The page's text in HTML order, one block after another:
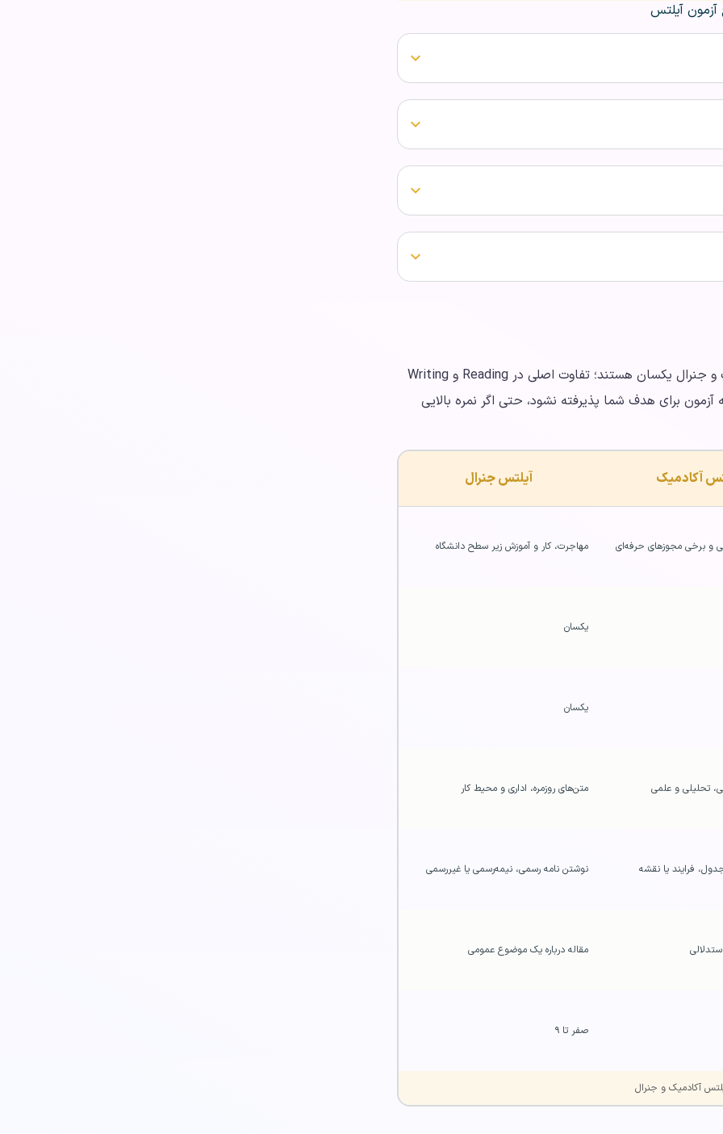
آزمون آیلتس
بخش‌های Listening و Speaking در آیلتس آکادمیک و جنرال یکسان هستند؛ تفاوت اصلی در Reading و Writing
برای هدف شما پذیرفته نشود، حتی اگر نمره بالایی
آکادمیک آیلتس جنرال
برخی مجوزهای حرفه‌ای مهاجرت، کار و آموزش زیر سطح دانشگاه
یکسان
یکسان
متن‌های روزمره، اداری و محیط کار
فرایند یا نقشه نوشتن نامه رسمی، نیمه‌رسمی یا غیررسمی
مقاله درباره یک موضوع عمومی
صفر تا ۹
آکادمیک و جنرال